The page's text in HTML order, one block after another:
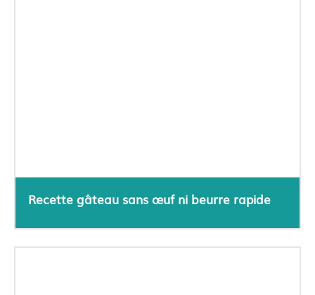
Recette gâteau sans œuf ni beurre rapide